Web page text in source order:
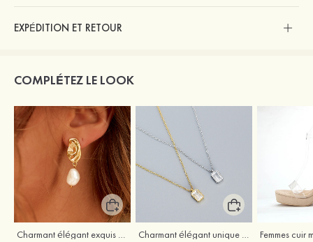
EXPÉDITION ET RETOUR
COMPLÉTEZ LE LOOK
Charmant élégant exquis argent s925 boucles d'oreilles Charmant élégant unique argent s925 zircon colliers